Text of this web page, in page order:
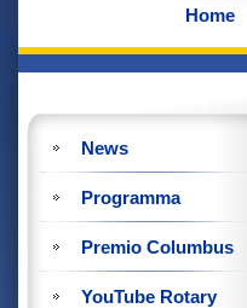
Home
News
Programma
Premio Columbus
YouTube Rotary